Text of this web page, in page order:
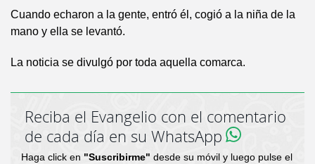
Cuando echaron a la gente, entró él, cogió a la niña de la
mano y ella se levantó.
La noticia se divulgó por toda aquella comarca.
Reciba el Evangelio con el comentario
de cada día en su WhatsApp
Haga click en "Suscribirme" desde su móvil y luego pulse el